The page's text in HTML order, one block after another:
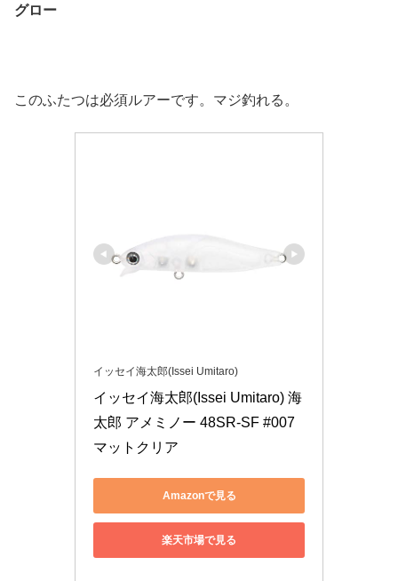
グロー
このふたつは必須ルアーです。マジ釣れる。
イッセイ海太郎(Issei Umitaro)
イッセイ海太郎(Issei Umitaro) 海
太郎 アメミノー 48SR-SF #007
マットクリア
Amazonで見る
楽天市場で見る